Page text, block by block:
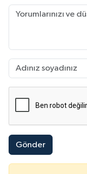
Gönder